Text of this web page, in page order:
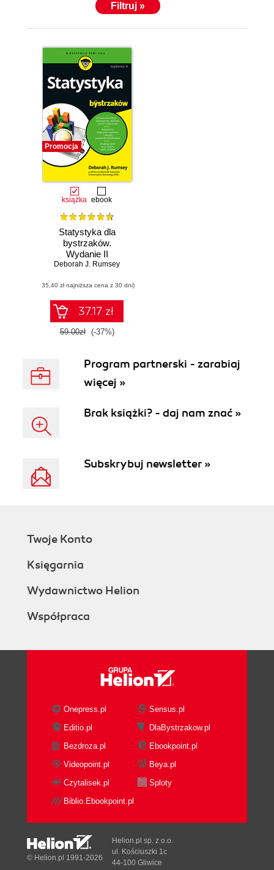
Filtruj »
Promocja
książka ebook
Statystyka dla
bystrzaków.
Wydanie II
Deborah J. Rumsey
(35,40 zł najniższa cena z 30 dni)
37.17 zł
59.00zł (-37%)
Program partnerski - zarabiaj
więcej »
Brak książki? - daj nam znać »
Subskrybuj newsletter »
Twoje Konto
Księgarnia
Wydawnictwo Helion
Współpraca
Onepress.pl
Sensus.pl
Editio.pl
DlaBystrzakow.pl
Bezdroza.pl
Ebookpoint.pl
Videopoint.pl
Beya.pl
Czytalisek.pl
Sploty
Biblio.Ebookpoint.pl
© Helion.pl 1991-2026
Helion.pl sp. z o.o.
ul. Kościuszki 1c
44-100 Gliwice